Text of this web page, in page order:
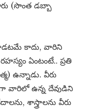
(సొంత డబ్బా
కాదు, వారిని
ఏంటంటే.. ప్రతి
ఉన్నాడు. వీరు
వారిలో ఉన్న దేవుడిని
శాస్త్రాలను వీరు